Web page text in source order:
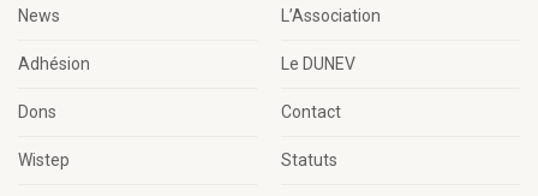
News L’Association
Adhésion Le DUNEV
Dons Contact
Wistep Statuts